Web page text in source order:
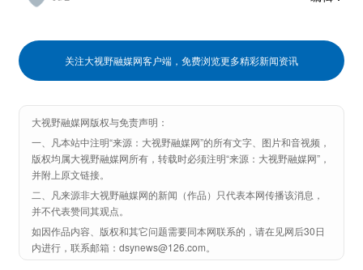
关注大视野融媒网客户端，免费浏览更多精彩新闻资讯
大视野融媒网版权与免责声明：
一、凡本站中注明“来源：大视野融媒网”的所有文字、图片和音视频，
版权均属大视野融媒网所有，转载时必须注明“来源：大视野融媒网”，
并附上原文链接。
二、凡来源非大视野融媒网的新闻（作品）只代表本网传播该消息，
并不代表赞同其观点。
如因作品内容、版权和其它问题需要同本网联系的，请在见网后30日
内进行，联系邮箱：dsynews@126.com。